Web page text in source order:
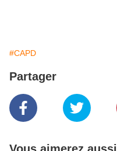
#CAPD
Partager